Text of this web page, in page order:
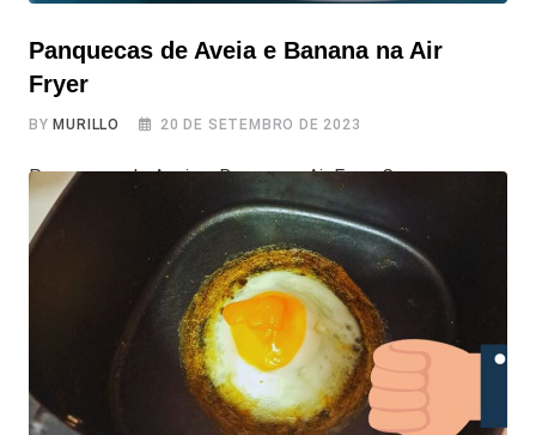
Panquecas de Aveia e Banana na Air
Fryer
BY MURILLO 20 DE SETEMBRO DE 2023
Panquecas de Aveia e Banana na Air Fryer Comece suas
manhãs no melhor jeito! Com nossas irresistíveis
Panquecas de Aveia e Banana, preparadas na air fryer.
Feitas com ingredientes simples como banana madura,
aveia e ovos, estas panquecas são uma opção deliciosa
e bem mais nutritiva do que um pão francês, por
exemplo. E a